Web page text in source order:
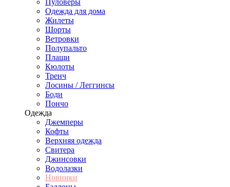
Одежда для дома
Жилеты
Шорты
Ветровки
Полупальто
Плащи
Кюлоты
Тренч
Лосины / Леггинсы
Боди
Пончо
Одежда
Джемперы
Кофты
Верхняя одежда
Свитера
Джинсовки
Водолазки
Новинки